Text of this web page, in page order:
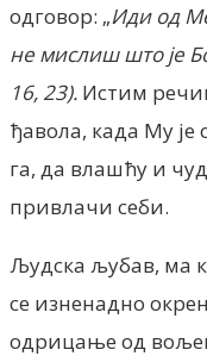
одговор: „Иди од
не мислиш што је
16, 23). Истим
ђавола, када Му је
га, да влашћу и
привлачи себи.
Људска љубав, ма
се изненадно
одрицање од